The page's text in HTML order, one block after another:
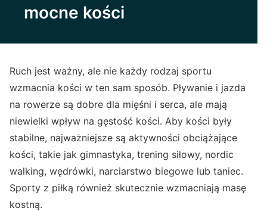
mocne kości
Ruch jest ważny, ale nie każdy rodzaj sportu
wzmacnia kości w ten sam sposób. Pływanie i jazda
na rowerze są dobre dla mięśni i serca, ale mają
niewielki wpływ na gęstość kości. Aby kości były
stabilne, najważniejsze są aktywności obciążające
kości, takie jak gimnastyka, trening siłowy, nordic
walking, wędrówki, narciarstwo biegowe lub taniec.
Sporty z piłką również skutecznie wzmacniają masę
kostną.